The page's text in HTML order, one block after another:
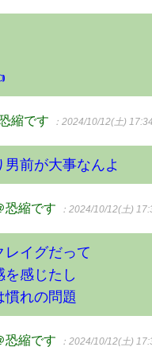
縮です ：2024/10/12(土)
男前が大事なんよ
恐縮です ：2024/10/12(土)
レイグだって
を感じたし
慣れの問題
恐縮です ：2024/10/12(土)